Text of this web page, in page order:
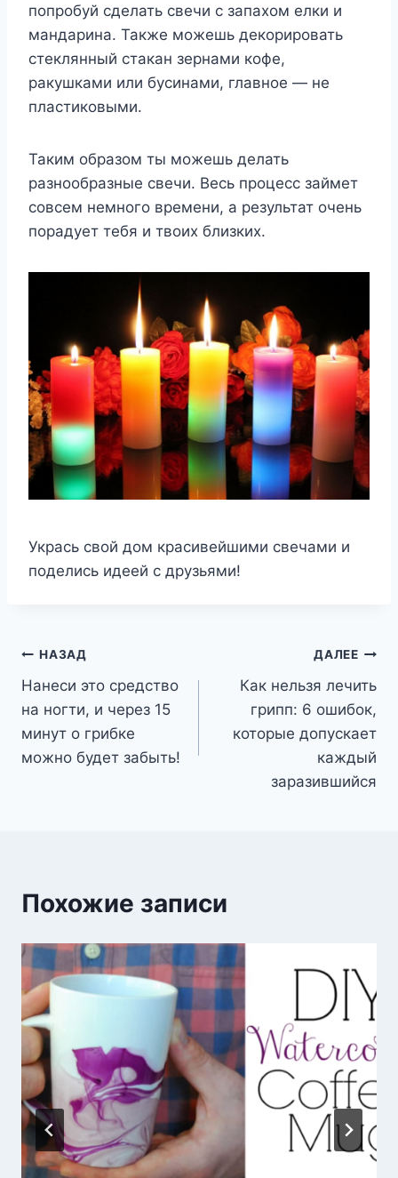
попробуй сделать свечи с запахом елки и
мандарина. Также можешь декорировать
стеклянный стакан зернами кофе,
ракушками или бусинами, главное — не
пластиковыми.
Таким образом ты можешь делать
разнообразные свечи. Весь процесс займет
совсем немного времени, а результат очень
порадует тебя и твоих близких.
Укрась свой дом красивейшими свечами и
поделись идеей с друзьями!
Навигация
по
записям
НАЗАД
Нанеси это средство
на ногти, и через 15
минут о грибке
можно будет забыть!
ДАЛЕЕ
Как нельзя лечить
грипп: 6 ошибок,
которые допускает
каждый
заразившийся
Похожие записи